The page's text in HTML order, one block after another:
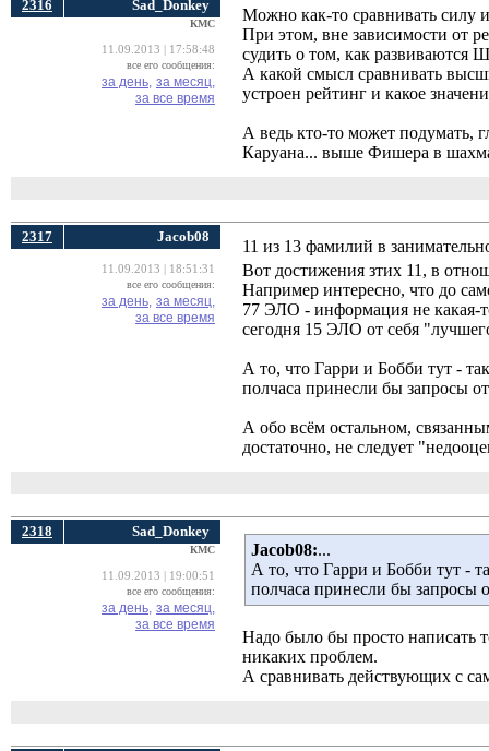
2316 Sad_Donkey
КМС
11.09.2013 | 17:58:48
все его сообщения:
за день, за месяц,
за все время
Можно как-то сравнивать силу
При этом, вне зависимости от
судить о том, как развиваются
А какой смысл сравнивать
устроен рейтинг и какое
А ведь кто-то может подумать,
Каруана... выше Фишера в
2317 Jacob08
11.09.2013 | 18:51:31
все его сообщения:
за день, за месяц,
за все время
11 из 13 фамилий в
Вот достижения зтих 11, в
Например интересно, что до
77 ЭЛО - информация не какая-
сегодня 15 ЭЛО от себя
А то, что Гарри и Бобби тут -
полчаса принесли бы запросы
А обо всём остальном,
достаточно, не следует
2318 Sad_Donkey
КМС
11.09.2013 | 19:00:51
все его сообщения:
за день, за месяц,
за все время
Jacob08:...
А то, что Гарри и Бобби тут -
полчаса принесли бы запросы
Надо было бы просто написать
никаких проблем.
А сравнивать действующих с